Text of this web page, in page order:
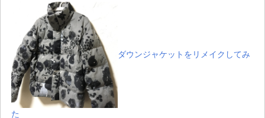
ダウンジャケットをリメイクしてみ
た